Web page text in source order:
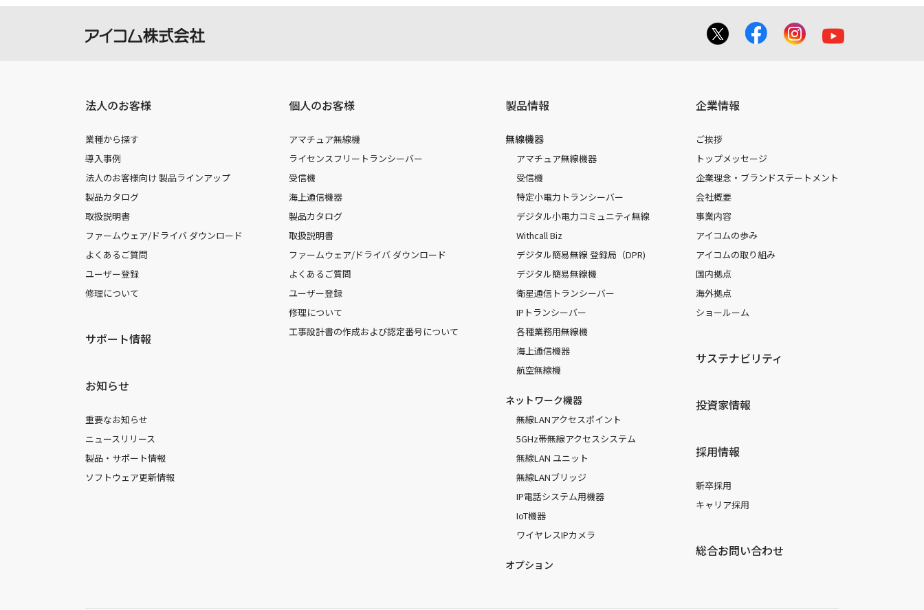
法人のお客様
業種から探す
導入事例
法人のお客様向け 製品ラインアップ
製品カタログ
取扱説明書
ファームウェア/ドライバ ダウンロード
よくあるご質問
ユーザー登録
修理について
サポート情報
お知らせ
重要なお知らせ
ニュースリリース
製品・サポート情報
ソフトウェア更新情報
個人のお客様
アマチュア無線機
ライセンスフリートランシーバー
受信機
海上通信機器
製品カタログ
取扱説明書
ファームウェア/ドライバ ダウンロード
よくあるご質問
ユーザー登録
修理について
工事設計書の作成および認定番号について
製品情報
無線機器
アマチュア無線機器
受信機
特定小電力トランシーバー
デジタル小電力コミュニティ無線
Withcall Biz
デジタル簡易無線 登録局（DPR)
デジタル簡易無線機
衛星通信トランシーバー
IPトランシーバー
各種業務用無線機
海上通信機器
航空無線機
ネットワーク機器
無線LANアクセスポイント
5GHz帯無線アクセスシステム
無線LAN ユニット
無線LANブリッジ
IP電話システム用機器
IoT機器
ワイヤレスIPカメラ
オプション
企業情報
ご挨拶
トップメッセージ
企業理念・ブランドステートメント
会社概要
事業内容
アイコムの歩み
アイコムの取り組み
国内拠点
海外拠点
ショールーム
サステナビリティ
投資家情報
採用情報
新卒採用
キャリア採用
総合お問い合わせ